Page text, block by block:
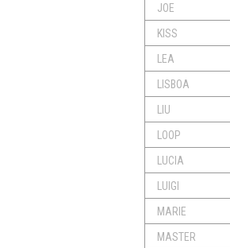
JOE
KISS
LEA
LISBOA
LIU
LOOP
LUCIA
LUIGI
MARIE
MASTER